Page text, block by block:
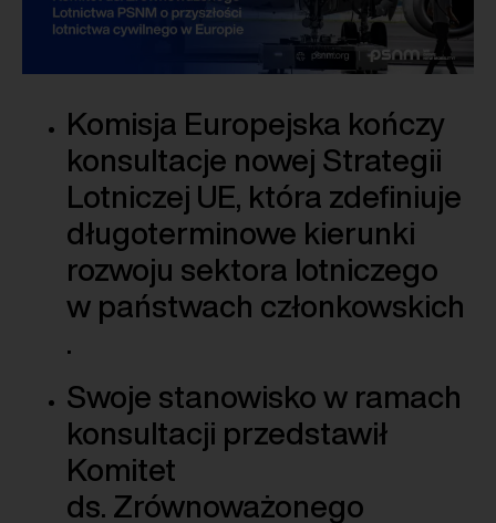
Komisja Europejska kończy
konsultacje nowej Strategii
Lotniczej UE, która zdefiniuje
długoterminowe kierunki
rozwoju sektora lotniczego
w państwach członkowskich
.
Swoje stanowisko w ramach
konsultacji przedstawił
Komitet
ds. Zrównoważonego